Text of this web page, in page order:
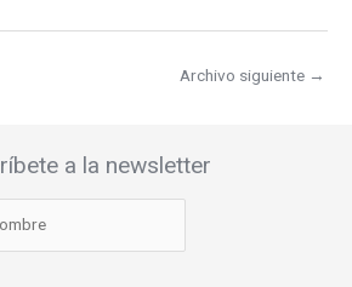
Archivo siguiente →
a la newsletter